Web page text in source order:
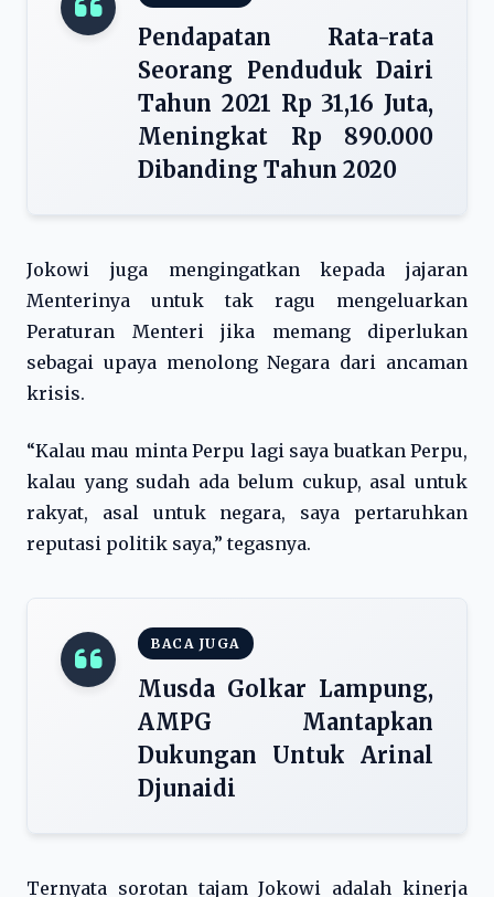
Pendapatan Rata-rata
Seorang Penduduk Dairi
Tahun 2021 Rp 31,16 Juta,
Meningkat Rp 890.000
Dibanding Tahun 2020
Jokowi juga mengingatkan kepada jajaran
Menterinya untuk tak ragu mengeluarkan
Peraturan Menteri jika memang diperlukan
sebagai upaya menolong Negara dari ancaman
krisis.
“Kalau mau minta Perpu lagi saya buatkan Perpu,
kalau yang sudah ada belum cukup, asal untuk
rakyat, asal untuk negara, saya pertaruhkan
reputasi politik saya,” tegasnya.
BACA JUGA
Musda Golkar Lampung,
AMPG Mantapkan
Dukungan Untuk Arinal
Djunaidi
Ternyata sorotan tajam Jokowi adalah kinerja